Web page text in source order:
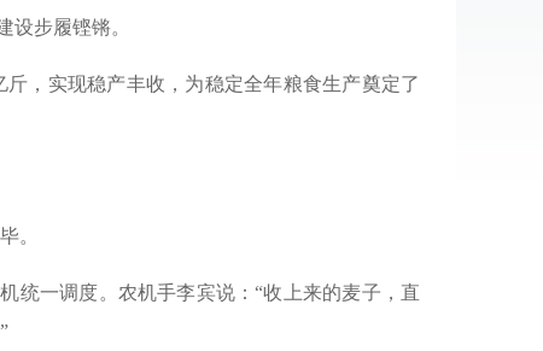
设步履铿锵。
，实现稳产丰收，为稳定全年粮食生产奠定了
。
统一调度。农机手李宾说：“收上来的麦子，直